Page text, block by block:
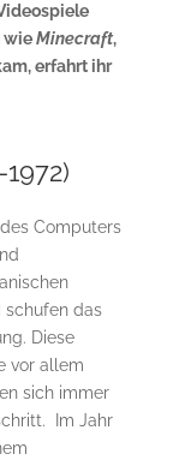
wieMinecraft,
erfahrt ihr
Computers
schufen das
Diese
vor allem
sich immer
Im Jahr